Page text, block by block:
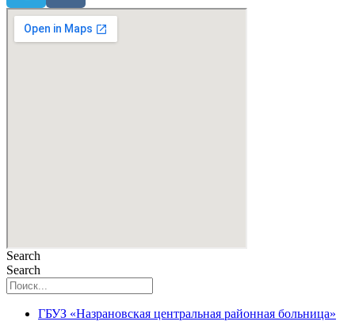
Search
Search
ГБУЗ «Назрановская центральная районная больница»